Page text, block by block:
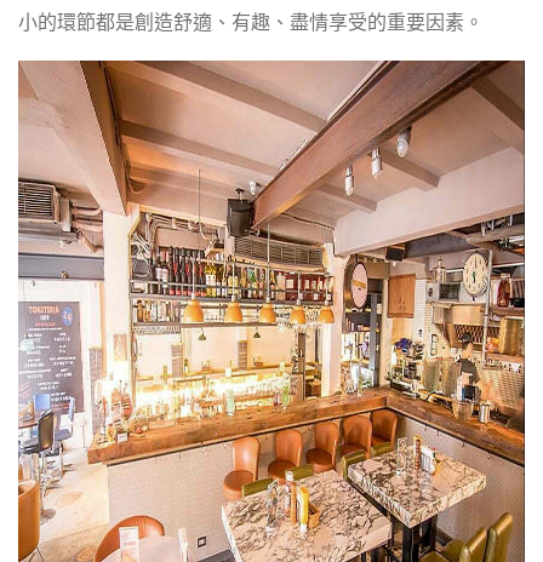
小的環節都是創造舒適、有趣、盡情享受的重要因素。